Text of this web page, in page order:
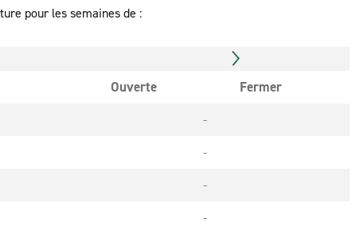
pour les semaines de :
Ouverte
Fermer
-
-
-
-